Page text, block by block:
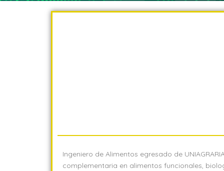
Ingeniero de Alimentos egresado de
complementaria en alimentos funcionales,